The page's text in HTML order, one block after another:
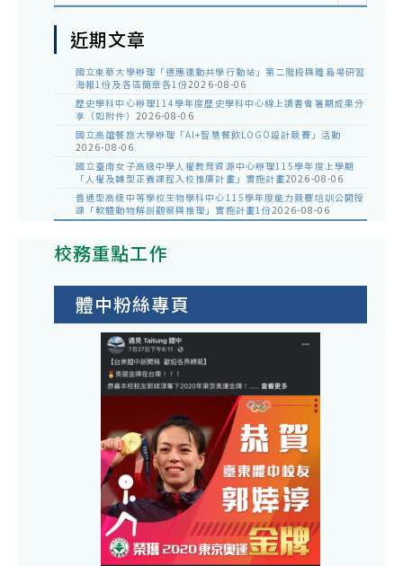
近期文章
國立東華大學辦理「適應運動共學行動站」第二階段與離島場研習
海報1份及各區簡章各1份2026-08-06
歷史學科中心辦理114學年度歷史學科中心線上讀書會暑期成果分
享（如附件） 2026-08-06
國立高雄餐旅大學辦理「AI+智慧餐飲LOGO設計競賽」活動
2026-08-06
國立臺南女子高級中學人權教育資源中心辦理115學年度上學期
「人權及轉型正義課程入校推廣計畫」實施計畫2026-08-06
普通型高級中等學校生物學科中心115學年度能力競賽培訓公開授
課「軟體動物解剖觀察與推理」實施計畫1份2026-08-06
校務重點工作
體中粉絲專頁